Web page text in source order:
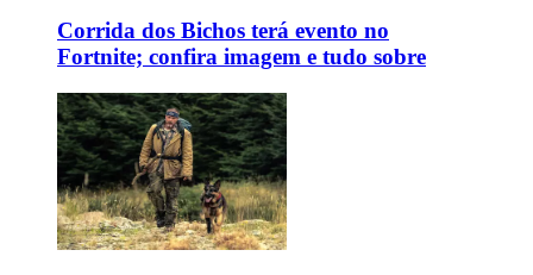
Corrida dos Bichos terá evento no
Fortnite; confira imagem e tudo sobre